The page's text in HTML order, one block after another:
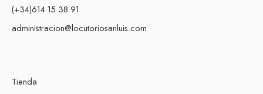
(+34)614 15 38 91
administracion@locutoriosanluis.com
Tienda